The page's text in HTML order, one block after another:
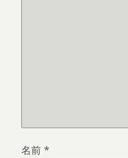
名前 *